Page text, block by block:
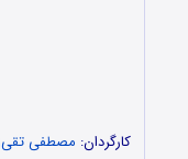
کارگردان: مصطفی